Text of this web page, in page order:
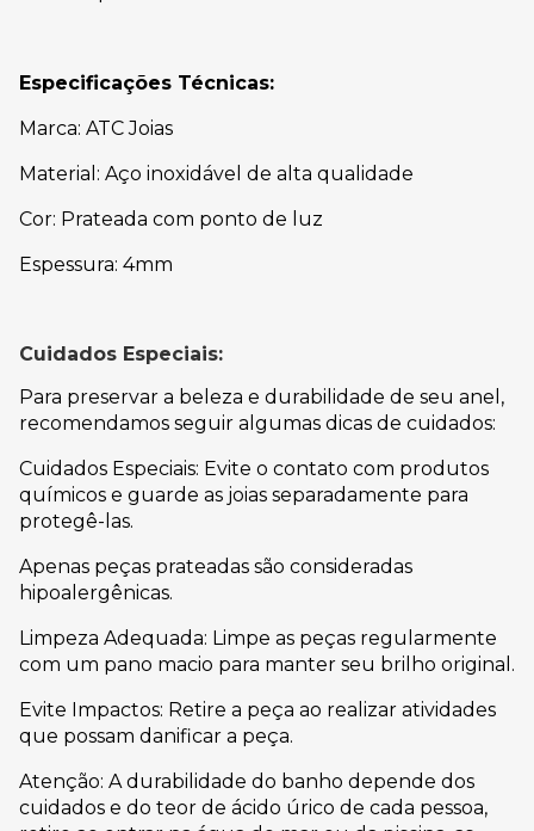
Especificações Técnicas:
Marca: ATC Joias
Material: Aço inoxidável de alta qualidade
Cor: Prateada com ponto de luz
Espessura: 4mm
Cuidados Especiais:
Para preservar a beleza e durabilidade de seu anel,
recomendamos seguir algumas dicas de cuidados:
Cuidados Especiais: Evite o contato com produtos
químicos e guarde as joias separadamente para
protegê-las.
Apenas peças prateadas são consideradas
hipoalergênicas.
Limpeza Adequada: Limpe as peças regularmente
com um pano macio para manter seu brilho original.
Evite Impactos: Retire a peça ao realizar atividades
que possam danificar a peça.
Atenção: A durabilidade do banho depende dos
cuidados e do teor de ácido úrico de cada pessoa,